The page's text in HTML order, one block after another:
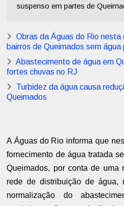
suspenso em partes de
Obras da Águas do Rio
bairros de Queimados sem
Abastecimento de água em
fortes chuvas no RJ
Turbidez da água causa
Queimados
A Águas do Rio informa que
fornecimento de água tratada
Queimados, por conta de uma
rede de distribuição de água,
normalização do